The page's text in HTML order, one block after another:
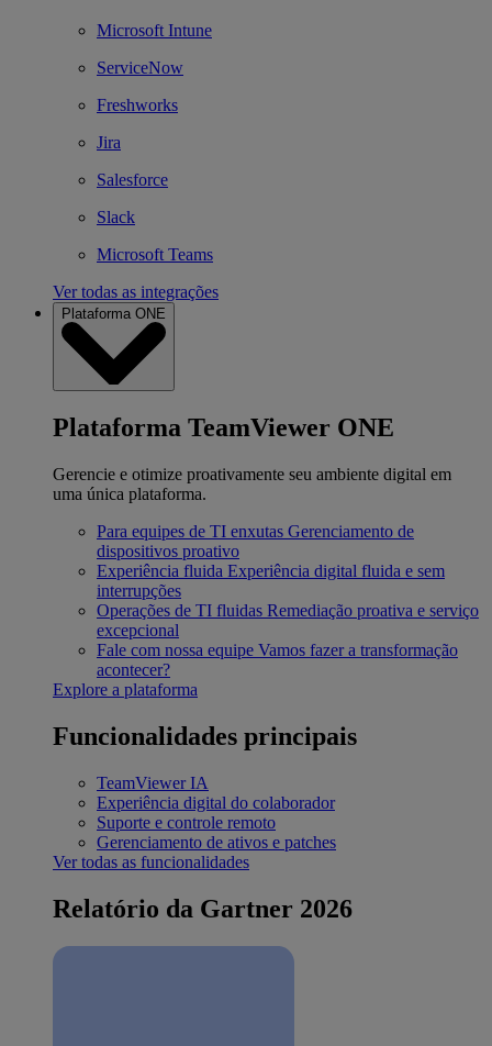
Microsoft Intune
ServiceNow
Freshworks
Jira
Salesforce
Slack
Microsoft Teams
Ver todas as integrações
Plataforma ONE
Plataforma TeamViewer ONE
Gerencie e otimize proativamente seu ambiente digital em
uma única plataforma.
Para equipes de TI enxutas Gerenciamento de
dispositivos proativo
Experiência fluida Experiência digital fluida e sem
interrupções
Operações de TI fluidas Remediação proativa e serviço
excepcional
Fale com nossa equipe Vamos fazer a transformação
acontecer?
Explore a plataforma
Funcionalidades principais
TeamViewer IA
Experiência digital do colaborador
Suporte e controle remoto
Gerenciamento de ativos e patches
Ver todas as funcionalidades
Relatório da Gartner 2026